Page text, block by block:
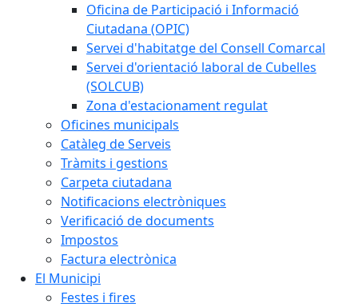
Oficina de Participació i Informació
Ciutadana (OPIC)
Servei d'habitatge del Consell Comarcal
Servei d'orientació laboral de Cubelles
(SOLCUB)
Zona d'estacionament regulat
Oficines municipals
Catàleg de Serveis
Tràmits i gestions
Carpeta ciutadana
Notificacions electròniques
Verificació de documents
Impostos
Factura electrònica
El Municipi
Festes i fires